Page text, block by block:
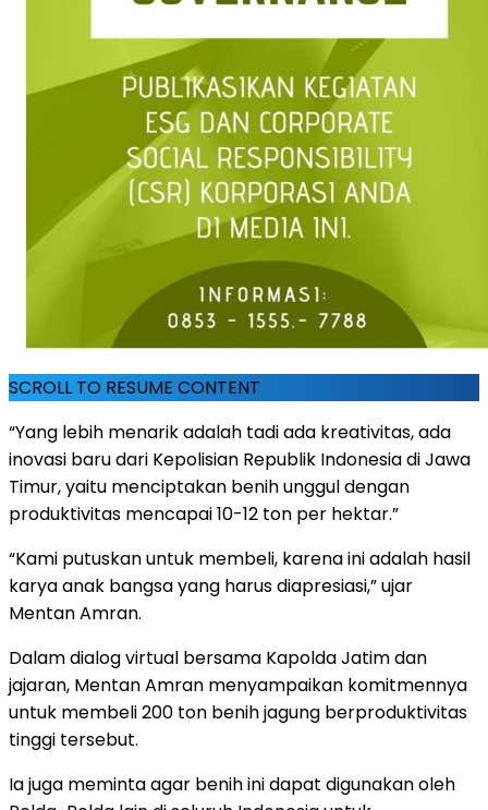
SCROLL TO RESUME CONTENT
“Yang lebih menarik adalah tadi ada kreativitas, ada
inovasi baru dari Kepolisian Republik Indonesia di Jawa
Timur, yaitu menciptakan benih unggul dengan
produktivitas mencapai 10-12 ton per hektar.”
“Kami putuskan untuk membeli, karena ini adalah hasil
karya anak bangsa yang harus diapresiasi,” ujar
Mentan Amran.
Dalam dialog virtual bersama Kapolda Jatim dan
jajaran, Mentan Amran menyampaikan komitmennya
untuk membeli 200 ton benih jagung berproduktivitas
tinggi tersebut.
Ia juga meminta agar benih ini dapat digunakan oleh